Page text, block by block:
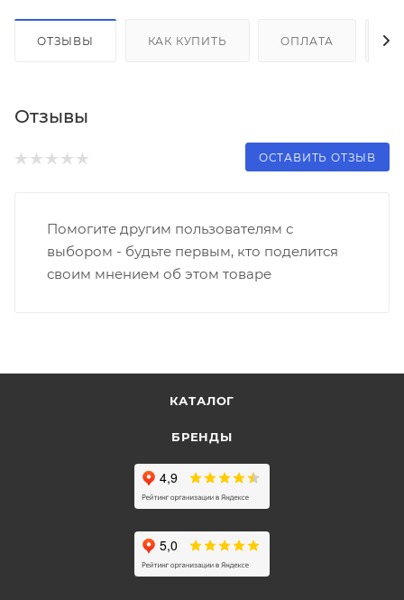
ОТЗЫВЫ КАК КУПИТЬ ОПЛАТА
Отзывы
ОСТАВИТЬ ОТЗЫВ
Помогите другим пользователям с
выбором - будьте первым, кто поделится
своим мнением об этом товаре
КАТАЛОГ
БРЕНДЫ